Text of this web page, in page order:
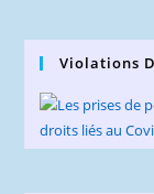
Violations